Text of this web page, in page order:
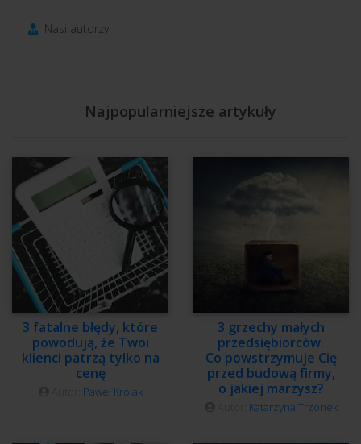
Nasi autorzy
Najpopularniejsze artykuły
3 fatalne błędy, które
powodują, że Twoi
klienci patrzą tylko na
cenę
Paweł Królak
3 grzechy małych
przedsiębiorców.
Co powstrzymuje Cię
przed budową firmy,
o jakiej marzysz?
Katarzyna Trzonek